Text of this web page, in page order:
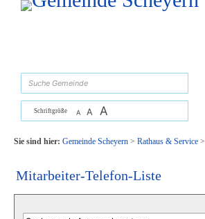
Zum Inhalt, zur Navigationoder zur Startseite springen.
Schriftgröße A A A
Sie sind hier: Gemeinde Scheyern> Rathaus & Service>
Mitarbeiter-Telefon-Liste